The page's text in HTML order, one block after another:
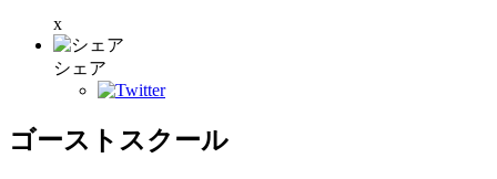
x
シェア
ゴーストスクール